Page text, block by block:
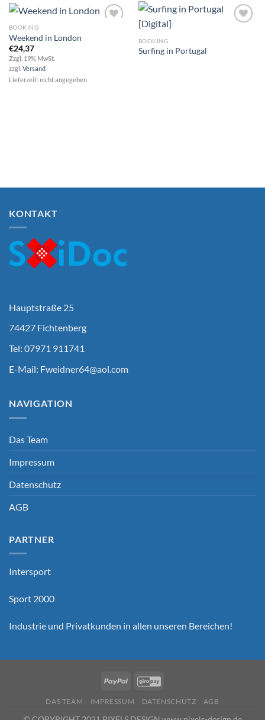
BOOKING
Weekend in London
€24,37
Zzgl. 19% MwSt.
zzgl. Versand
Lieferzeit: nicht angegeben
BOOKING
Surfing in Portugal
KONTAKT
Hauptstraße 25
74427 Fichtenberg
Tel: 07971 911741
E-Mail: Fweidner64@aol.com
NAVIGATION
Das Team
Impressum
Datenschutz
AGB
PARTNER
Intersport
Sport 2000
Industrie und Privatkunden in allen unseren Bereichen!
DAS TEAM IMPRESSUM DATENSCHUTZ AGB